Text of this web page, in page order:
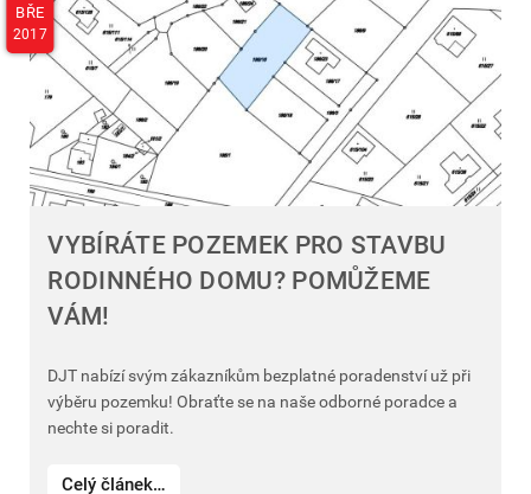
BŘE
2017
VYBÍRÁTE POZEMEK PRO STAVBU
RODINNÉHO DOMU? POMŮŽEME
VÁM!
DJT nabízí svým zákazníkům bezplatné poradenství už při
výběru pozemku! Obraťte se na naše odborné poradce a
nechte si poradit.
Celý článek…